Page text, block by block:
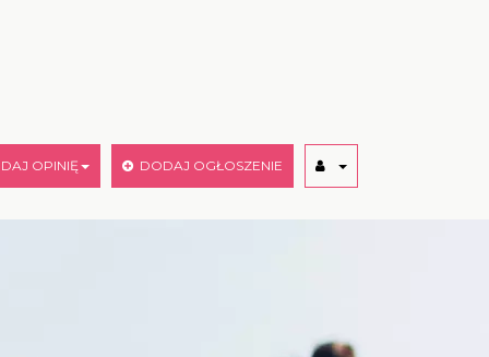
OPINIĘ DODAJ OGŁOSZENIE